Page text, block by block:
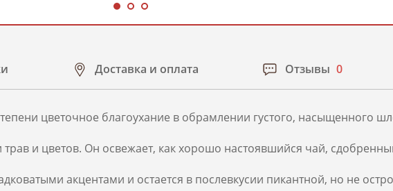
Доставка и оплата Отзывы 0
цветочное благоухание в обрамлении густого, насыщенного
и цветов. Он освежает, как хорошо настоявшийся чай,
акцентами и остается в послевкусии пикантной, но не